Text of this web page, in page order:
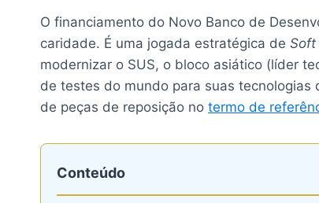
O financiamento do Novo Banco de
caridade. É uma jogada estratégica de Soft
modernizar o SUS, o bloco asiático (líder
de testes do mundo para suas tecnologias
de peças de reposição no termo de
Conteúdo